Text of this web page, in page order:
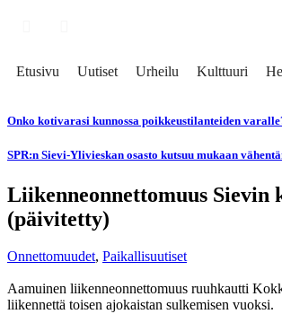
Etusivu Uutiset Urheilu Kulttuuri
Onko kotivarasi kunnossa poikkeustilanteiden
SPR:n Sievi-Ylivieskan osasto kutsuu mukaan
Liikenneonnettomuus Sievin
(päivitetty)
Onnettomuudet, Paikallisuutiset
Aamuinen liikenneonnettomuus ruuhkautti
liikennettä toisen ajokaistan sulkemisen vuoksi.